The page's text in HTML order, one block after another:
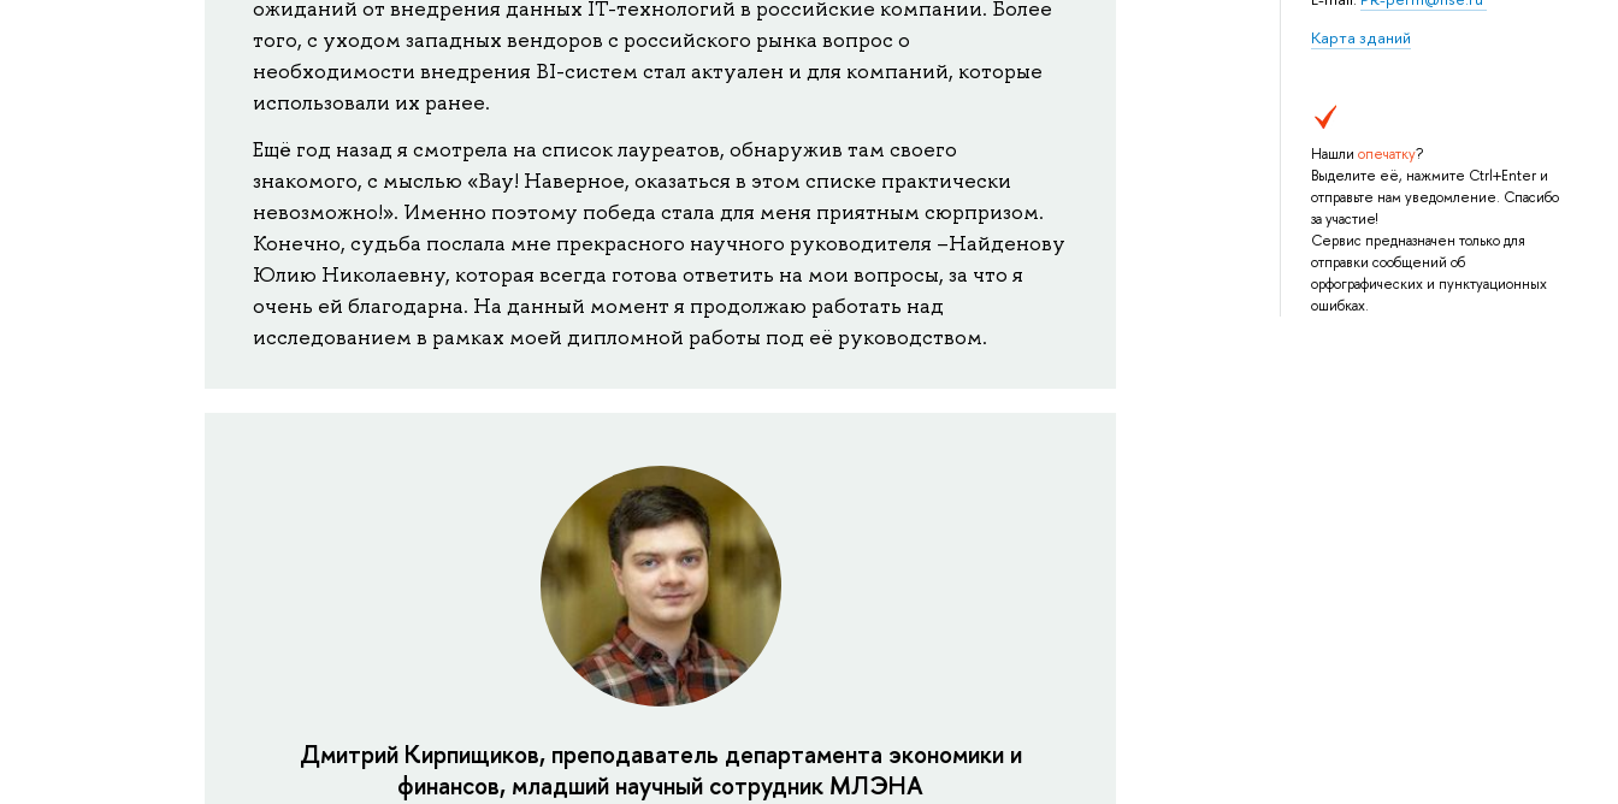
Карта зданий
Нашли опечатку?
Выделите её, нажмите Ctrl+Enter и
отправьте нам уведомление. Спасибо
за участие!
Сервис предназначен только для
отправки сообщений об
орфографических и пунктуационных
ошибках.
ожиданий от внедрения данных IT-технологий в российские компании. Более
того, с уходом западных вендоров с российского рынка вопрос о
необходимости внедрения BI-систем стал актуален и для компаний, которые
использовали их ранее.
Ещё год назад я смотрела на список лауреатов, обнаружив там своего
знакомого, с мыслью «Вау! Наверное, оказаться в этом списке практически
невозможно!». Именно поэтому победа стала для меня приятным сюрпризом.
Конечно, судьба послала мне прекрасного научного руководителя –Найденову
Юлию Николаевну, которая всегда готова ответить на мои вопросы, за что я
очень ей благодарна. На данный момент я продолжаю работать над
исследованием в рамках моей дипломной работы под её руководством.
Дмитрий Кирпищиков, преподаватель департамента экономики и
финансов, младший научный сотрудник МЛЭНА